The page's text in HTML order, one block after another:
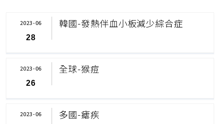
網
韓國-發熱伴血小板減少綜合症
2023-06
28
全球-猴痘
2023-06
26
多國-瘧疾
2023-06